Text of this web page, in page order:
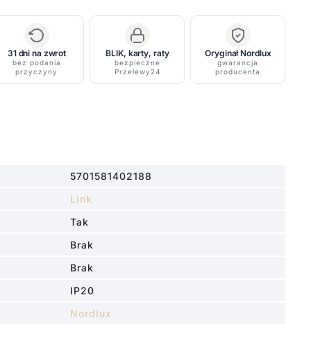
31 dni na zwrot
bez podania
przyczyny
BLIK, karty, raty
bezpieczne
Przelewy24
Oryginał Nordlux
gwarancja
producenta
5701581402188
Link
Tak
Brak
Brak
IP20
Nordlux